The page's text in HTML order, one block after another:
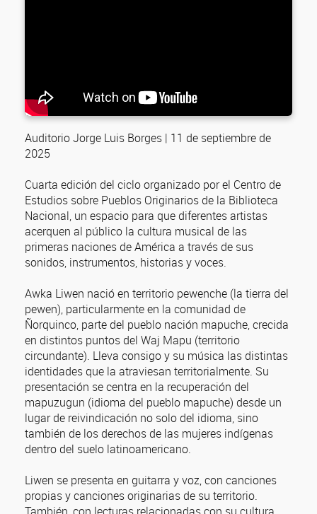
Auditorio Jorge Luis Borges | 11 de septiembre de
2025
Cuarta edición del ciclo organizado por el Centro de
Estudios sobre Pueblos Originarios de la Biblioteca
Nacional, un espacio para que diferentes artistas
acerquen al público la cultura musical de las
primeras naciones de América a través de sus
sonidos, instrumentos, historias y voces.
Awka Liwen nació en territorio pewenche (la tierra del
pewen), particularmente en la comunidad de
Ñorquinco, parte del pueblo nación mapuche, crecida
en distintos puntos del Waj Mapu (territorio
circundante). Lleva consigo y su música las distintas
identidades que la atraviesan territorialmente. Su
presentación se centra en la recuperación del
mapuzugun (idioma del pueblo mapuche) desde un
lugar de reivindicación no solo del idioma, sino
también de los derechos de las mujeres indígenas
dentro del suelo latinoamericano.
Liwen se presenta en guitarra y voz, con canciones
propias y canciones originarias de su territorio.